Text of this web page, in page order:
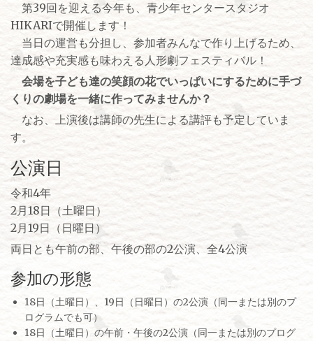
第39回を迎える今年も、青少年センタースタジオ
HIKARIで開催します！
当日の運営も分担し、参加者みんなで作り上げるため、
達成感や充実感も味わえる人形劇フェスティバル！
会場を子ども達の笑顔の花でいっぱいにするために手づ
くりの劇場を一緒に作ってみませんか？
なお、上演後は講師の先生による講評も予定していま
す。
公演日
令和4年
2月18日（土曜日）
2月19日（日曜日）
両日とも午前の部、午後の部の2公演、全4公演
参加の形態
18日（土曜日）、19日（日曜日）の2公演（同一または別のプ
ログラムでも可）
18日（土曜日）の午前・午後の2公演（同一または別のプログ